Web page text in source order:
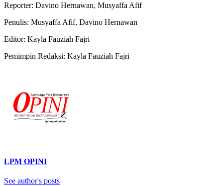
Reporter: Davino Hernawan, Musyaffa Afif
Penulis: Musyaffa Afif, Davino Hernawan
Editor: Kayla Fauziah Fajri
Pemimpin Redaksi: Kayla Fauziah Fajri
LPM OPINI
See author's posts